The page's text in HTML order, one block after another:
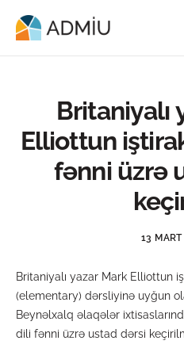
Universitet
Tədbirlər
eMağaza
Britaniyalı
Elliottun
fənni üzrə
13
Britaniyalı yazar Mark Elliottun
(elementary) dərsliyinə uyğun
Beynəlxalq əlaqələr
dili fənni üzrə ustad dərsi